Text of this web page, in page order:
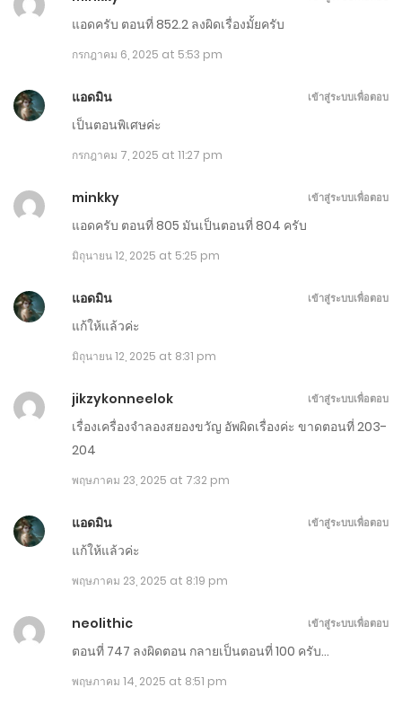
ตุลาคม 22, 2025
ตุลาคม 17, 2025
ตอนที่ 1031-1040
ตุลาคม 7, 2025
ตอนที่ 1021-1030
ตุลาคม 1, 2025
ตอนที่ 1011-1020
กันยายน 26, 2025
ตอนที่ 1001-1010
ตอนที่ 991-1000
กันยายน 16, 2025
ตอนที่ 981-990
กันยายน 11, 2025
แอดครับ ตอนที่ 852.2 ลงผิดเรื่องมั้ยครับ
กรกฎาคม 6, 2025 at 5:53 pm
แอดมิน
เป็นตอนพิเศษค่ะ
กรกฎาคม 7, 2025 at 11:27 pm
เข้าสู่ระบบเพื่อตอบ
minkky
แอดครับ ตอนที่ 805 มันเป็นตอนที่ 804 ครับ
มิถุนายน 12, 2025 at 5:25 pm
เข้าสู่ระบบเพื่อตอบ
แอดมิน
แก้ให้แล้วค่ะ
มิถุนายน 12, 2025 at 8:31 pm
เข้าสู่ระบบเพื่อตอบ
jikzykonneelok
เรื่องเครื่องจำลองสยองขวัญ อัพผิดเรื่องค่ะ ขาดตอนที่ 203-
204
พฤษภาคม 23, 2025 at 7:32 pm
เข้าสู่ระบบเพื่อตอบ
แอดมิน
แก้ให้แล้วค่ะ
พฤษภาคม 23, 2025 at 8:19 pm
เข้าสู่ระบบเพื่อตอบ
neolithic
ตอนที่ 747 ลงผิดตอน กลายเป็นตอนที่ 100 ครับ…
พฤษภาคม 14, 2025 at 8:51 pm
เข้าสู่ระบบเพื่อตอบ